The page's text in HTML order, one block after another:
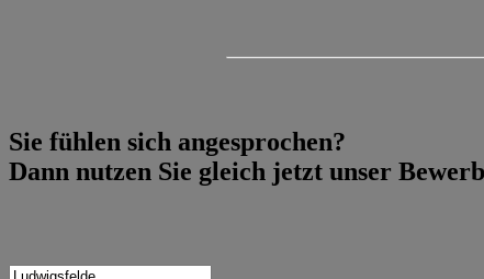
Sie fühlen sich angesprochen?
Dann nutzen Sie gleich jetzt unser